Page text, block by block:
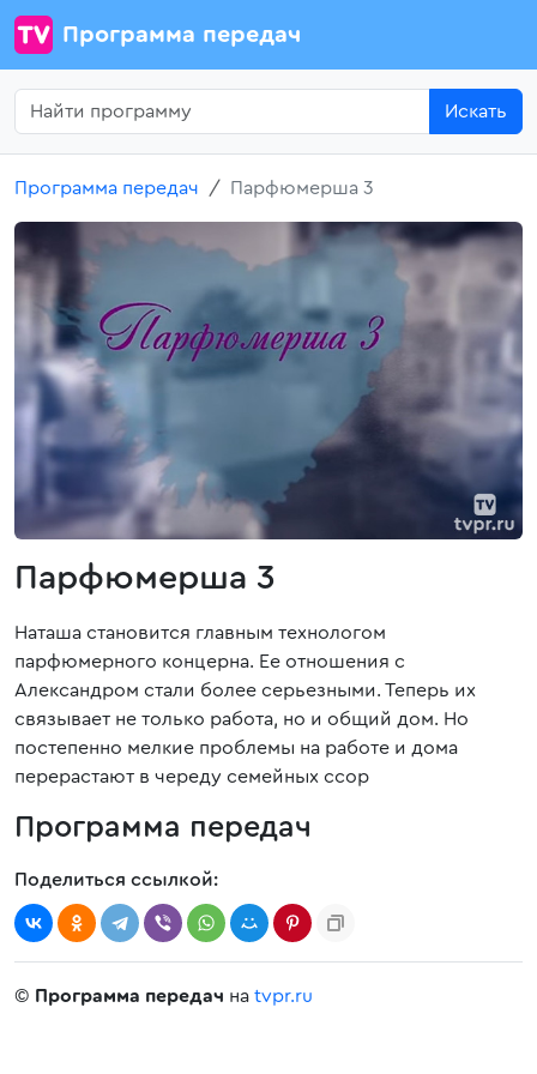
Программа передач
Искать
Программа передач Парфюмерша 3
Парфюмерша 3
Наташа становится главным технологом
парфюмерного концерна. Ее отношения с
Александром стали более серьезными. Теперь их
связывает не только работа, но и общий дом. Но
постепенно мелкие проблемы на работе и дома
перерастают в череду семейных ссор
Программа передач
Поделиться ссылкой:
© Программа передач на tvpr.ru